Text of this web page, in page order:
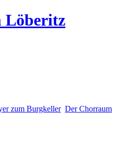
Löberitz
zum Burgkeller Der Chorraum